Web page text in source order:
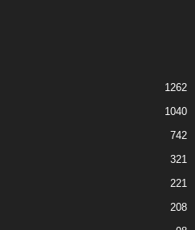
1262
1040
742
321
221
208